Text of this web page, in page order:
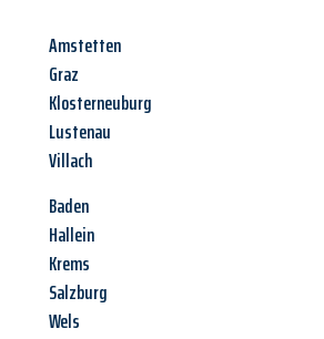
Amstetten
Graz
Klosterneuburg
Lustenau
Villach
Baden
Hallein
Krems
Salzburg
Wels